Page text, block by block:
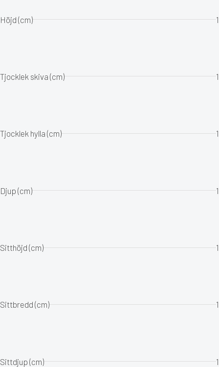
Höjd (cm) 1
Tjocklek skiva (cm) 1
Tjocklek hylla (cm) 1
Djup (cm) 1
Sitthöjd (cm) 1
Sittbredd (cm) 1
Sittdjup (cm) 1